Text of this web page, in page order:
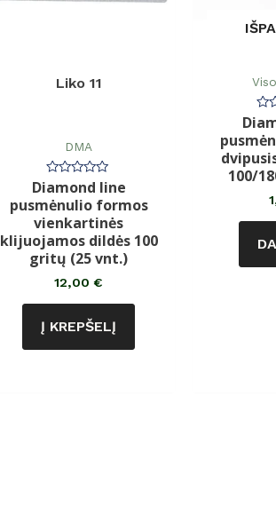
Liko 11
DMA
Įvertinimas:
0
iš
5
Diamond line
pusmėnulio formos
vienkartinės
klijuojamos dildės 100
gritų (25 vnt.)
12,00€
Į KREPŠELĮ
0
iš
5
100/